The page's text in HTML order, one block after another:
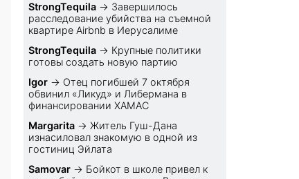
StrongTequila → Завершилось
расследование убийства на съемной
квартире Airbnb в Иерусалиме
StrongTequila → Крупные политики
готовы создать новую партию
Igor → Отец погибшей 7 октября
обвинил «Ликуд» и Либермана в
финансировании ХАМАС
Margarita → Житель Гуш-Дана
изнасиловал знакомую в одной из
гостиниц Эйлата
Samovar → Бойкот в школе привел к